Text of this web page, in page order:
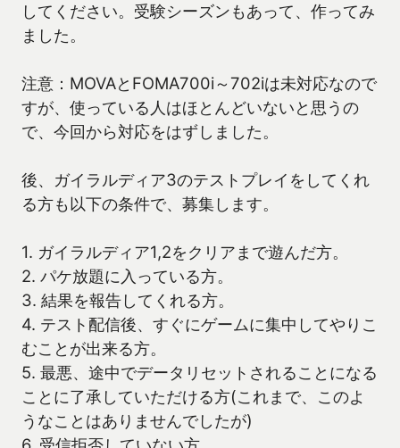
してください。受験シーズンもあって、作ってみ
ました。
注意：MOVAとFOMA700i～702iは未対応なので
すが、使っている人はほとんどいないと思うの
で、今回から対応をはずしました。
後、ガイラルディア3のテストプレイをしてくれ
る方も以下の条件で、募集します。
1. ガイラルディア1,2をクリアまで遊んだ方。
2. パケ放題に入っている方。
3. 結果を報告してくれる方。
4. テスト配信後、すぐにゲームに集中してやりこ
むことが出来る方。
5. 最悪、途中でデータリセットされることになる
ことに了承していただける方(これまで、このよ
うなことはありませんでしたが)